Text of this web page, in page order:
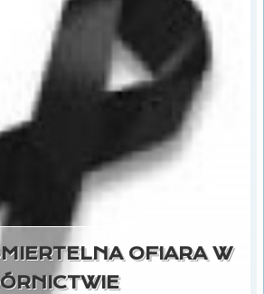
OFIARA W